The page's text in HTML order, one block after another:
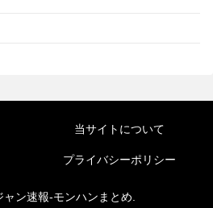
当サイトについて
プライバシーポリシー
ン速報-モンハンまとめ.